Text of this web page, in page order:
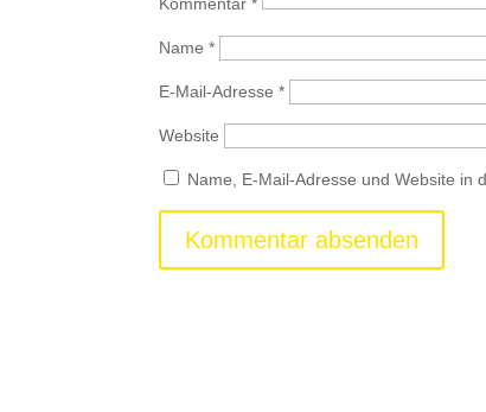
Kommentar*
Name*
E-Mail-Adresse*
Website
Name, E-Mail-Adresse und Website in